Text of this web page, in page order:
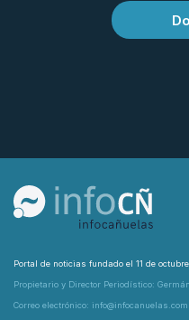
Portal de noticias fundado el 11 de
Propietario y Director Periodístico:
Correo electrónico: info@infocanuelas.com